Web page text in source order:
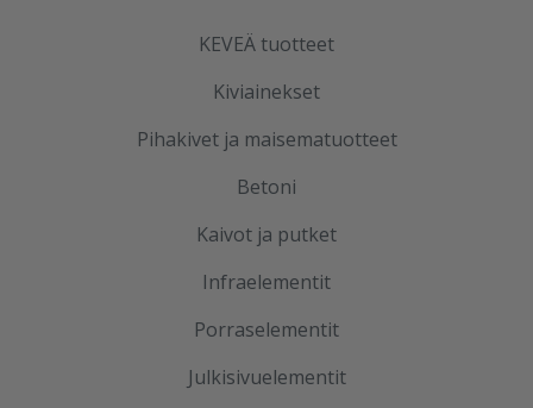
KEVEÄ tuotteet
Kiviainekset
Pihakivet ja maisematuotteet
Betoni
Kaivot ja putket
Infraelementit
Porraselementit
Julkisivuelementit